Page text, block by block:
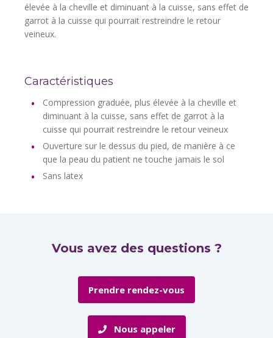
élevée à la cheville et diminuant à la cuisse, sans effet de
garrot à la cuisse qui pourrait restreindre le retour
veineux.
Caractéristiques
Compression graduée, plus élevée à la cheville et
diminuant à la cuisse, sans effet de garrot à la
cuisse qui pourrait restreindre le retour veineux
Ouverture sur le dessus du pied, de manière à ce
que la peau du patient ne touche jamais le sol
Sans latex
Vous avez des questions ?
Prendre rendez-vous
Nous appeler